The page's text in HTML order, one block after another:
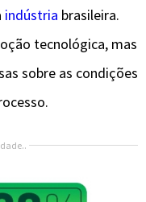
indústria brasileira.
tecnológica, mas
sobre as condições